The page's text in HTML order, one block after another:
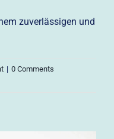
zuverlässigen und
| 0 Comments